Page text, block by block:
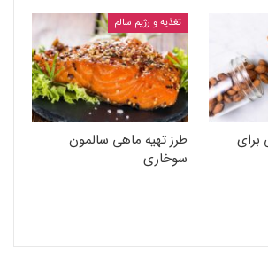
برای
تغذیه و رژیم سالم
طرز تهیه ماهی سالمون
سوخاری